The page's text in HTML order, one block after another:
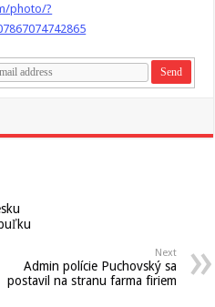
photo/?
Next
Admin polície Puchovský sa
postavil na stranu farma firiem